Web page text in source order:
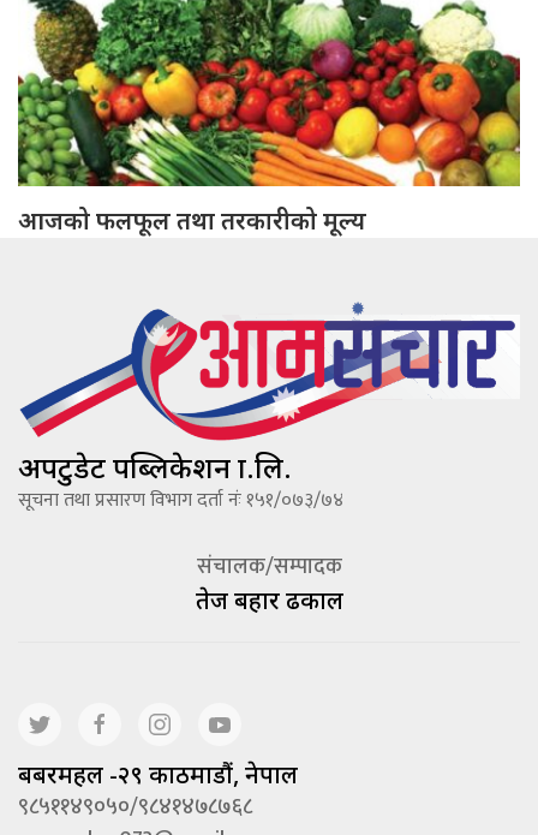
आजको फलफूल तथा तरकारीको मूल्य
अपटुडेट पब्लिकेशन प्रा.लि.
सूचना तथा प्रसारण विभाग दर्ता नंः १५१/०७३/७४
संचालक/सम्पादक
तेज बहादूर ढकाल
बबरमहल -२९ काठमाडौं, नेपाल
९८५११४९०५०/९८४१४७८७६८